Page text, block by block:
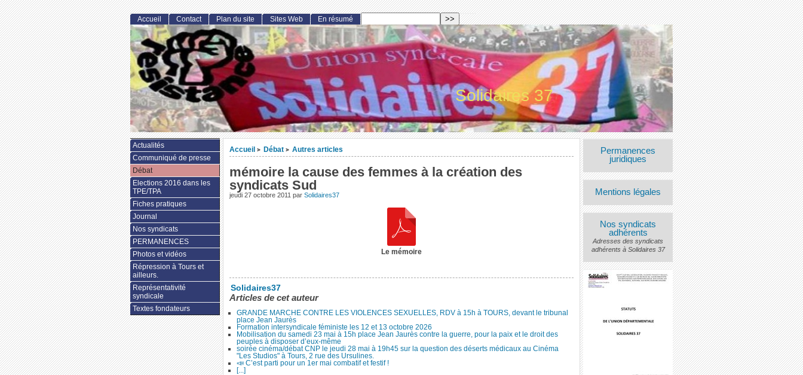
Solidaires 37
Accueil > Débat > Autres articles
mémoire la cause des femmes à la création des
syndicats Sud
jeudi 27 octobre 2011 par Solidaires37
Le mémoire
Solidaires37
Articles de cet auteur
GRANDE MARCHE CONTRE LES VIOLENCES SEXUELLES, RDV à 15h à TOURS, devant le tribunal
place Jean Jaurès
Formation intersyndicale féministe les 12 et 13 octobre 2026
Mobilisation du samedi 23 mai à 15h place Jean Jaurès contre la guerre, pour la paix et le droit des
peuples à disposer d’eux-même
soirée cinéma/débat CNP le jeudi 28 mai à 19h45 sur la question des déserts médicaux au Cinéma
"Les Studios" à Tours, 2 rue des Ursulines.
📣 C’est parti pour un 1er mai combatif et festif !
[...]
Permanences
juridiques
Mentions légales
Nos syndicats
adhérents
Adresses des syndicats
adhérents à Solidaires 37
Accueil Contact Plan du site Sites Web En résumé
Actualités
Communiqué de presse
Débat
Elections 2016 dans les
TPE/TPA
Fiches pratiques
Journal
Nos syndicats
PERMANENCES
Photos et vidéos
Répression à Tours et
ailleurs.
Représentativité
syndicale
Textes fondateurs